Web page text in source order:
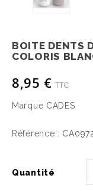
BOITE DENTS
COLORIS
8,95 € TTC
Marque CADES
Référence :
Quantité